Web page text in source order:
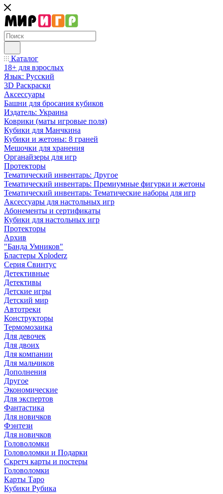
Каталог
18+ для взрослых
Язык: Русский
3D Раскраски
Аксессуары
Башни для бросания кубиков
Издатель: Украина
Коврики (маты игровые поля)
Кубики для Манчкина
Кубики и жетоны: 8 граней
Мешочки для хранения
Органайзеры для игр
Протекторы
Тематический инвентарь: Другое
Тематический инвентарь: Премиумные фигурки и жетоны
Тематический инвентарь: Тематические наборы для игр
Аксессуары для настольных игр
Абонементы и сертификаты
Кубики для настольных игр
Протекторы
Архив
"Банда Умников"
Бластеры Xploderz
Cерия Свинтус
Детективные
Детективы
Детские игры
Детский мир
Автотреки
Конструкторы
Термомозаика
Для девочек
Для двоих
Для компании
Для мальчиков
Дополнения
Другое
Экономические
Для экспертов
Фантастика
Для новичков
Фэнтези
Для новичков
Головоломки
Головоломки и Подарки
Cкретч карты и постеры
Головоломки
Карты Таро
Кубики Рубика